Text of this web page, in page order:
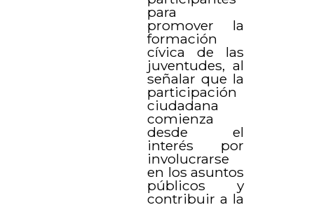
para
promover la
formación
cívica de las
juventudes, al
señalar que la
participación
ciudadana
comienza
desde el
interés por
involucrarse
en los asuntos
públicos y
contribuir a la